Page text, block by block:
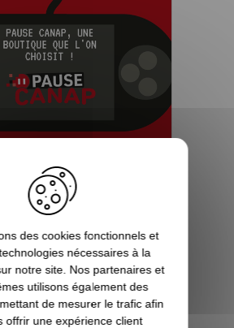
raisons de choisir
Pause Canap
aux séries télé ? Toujours
la sortie du prochain film de
? Les jeux vidéo ne sont pas
hobby pour vous, mais une
? Alors vous êtes, ici, sur
Canap, à l’endro...
des cookies fonctionnels et
nécessaires à la
notre site. Nos partenaires et
utilisons également des
de mesurer le trafic afin
offrir une expérience client